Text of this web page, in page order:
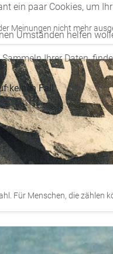
Meinungen nicht mehr
Für Menschen, die zählen
ein paar Cookies, um
Umständen helfen
Ihrer Daten,
keinen Fall